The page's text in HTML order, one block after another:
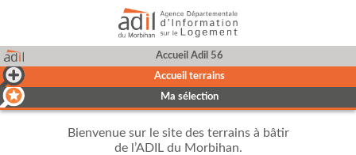
Accueil Adil 56
Accueil terrains
Ma sélection
Bienvenue sur le site des terrains à bâtir
de l’ADIL du Morbihan.